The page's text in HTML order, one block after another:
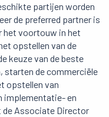
partijen worden
de preferred partner is
het voortouw in het
opstellen van de
keuze van de beste
starten de commerciële
opstellen van
implementatie- en
de Associate Director